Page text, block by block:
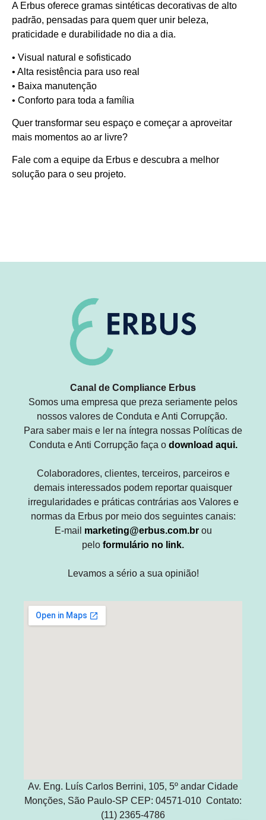
A Erbus oferece gramas sintéticas decorativas de alto
padrão, pensadas para quem quer unir beleza,
praticidade e durabilidade no dia a dia.
• Visual natural e sofisticado
• Alta resistência para uso real
• Baixa manutenção
• Conforto para toda a família
Quer transformar seu espaço e começar a aproveitar
mais momentos ao ar livre?
Fale com a equipe da Erbus e descubra a melhor
solução para o seu projeto.
Canal de Compliance Erbus
Somos uma empresa que preza seriamente pelos
nossos valores de Conduta e Anti Corrupção.
Para saber mais e ler na íntegra nossas Políticas de
Conduta e Anti Corrupção faça o download aqui.
Colaboradores, clientes, terceiros, parceiros e
demais interessados podem reportar quaisquer
irregularidades e práticas contrárias aos Valores e
normas da Erbus por meio dos seguintes canais:
E-mail marketing@erbus.com.brou
pelo formulário no link.
Levamos a sério a sua opinião!
Av. Eng. Luís Carlos Berrini, 105, 5º andar Cidade
Monções, São Paulo-SP CEP: 04571-010 Contato:
(11) 2365-4786